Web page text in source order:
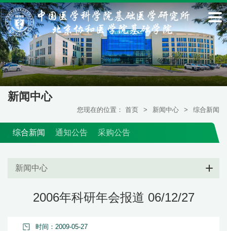
新闻中心
您现在的位置： 首页 > 新闻中心 > 综合新闻
综合新闻 通知公告 采购公告
新闻中心
2006年科研年会报道 06/12/27
时间：2009-05-27